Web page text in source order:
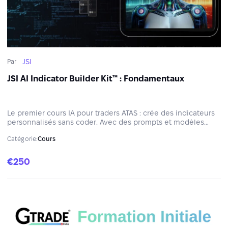
Par JSI
JSI AI Indicator Builder Kit™ : Fondamentaux
Le premier cours IA pour traders ATAS : crée des indicateurs
personnalisés sans coder. Avec des prompts et modèles
indicateurs opérationnels en quelques minutes.
Catégorie:Cours
€250